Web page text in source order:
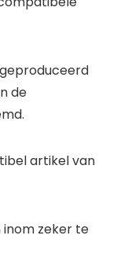
de
artikel van
zeker te